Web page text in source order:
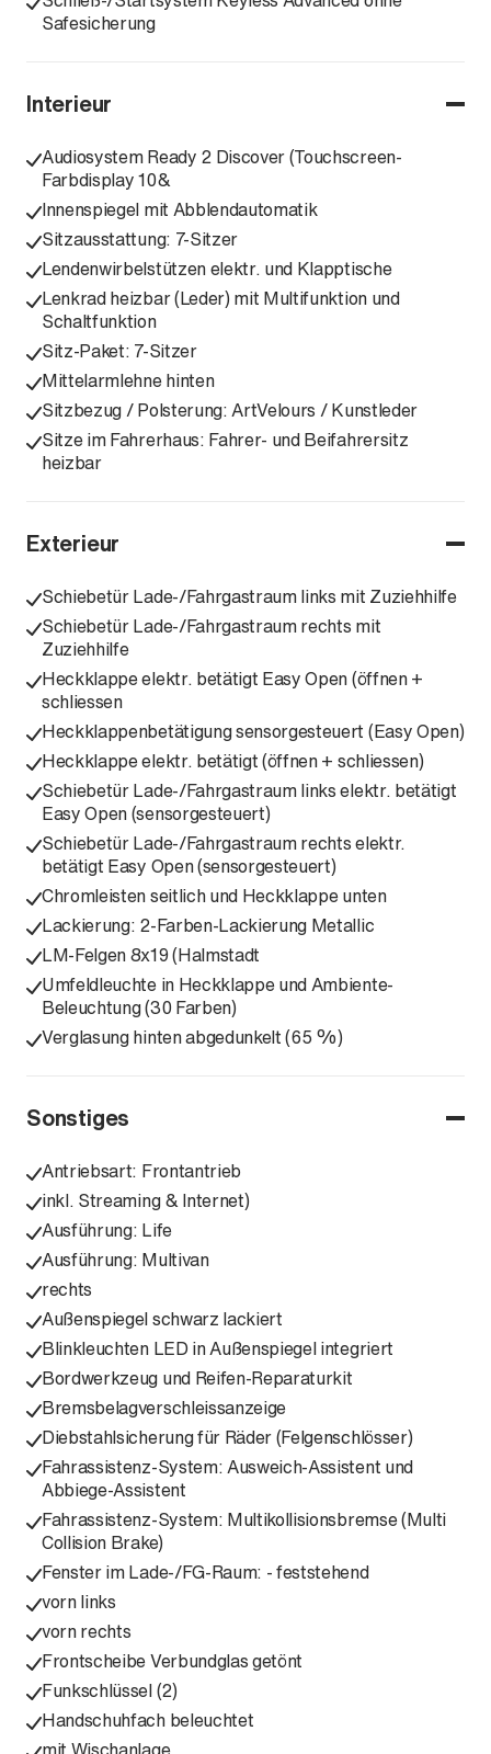
Safesicherung
Interieur
Audiosystem Ready 2 Discover (Touchscreen-
Farbdisplay 10&
Innenspiegel mit Abblendautomatik
Sitzausstattung: 7-Sitzer
Lendenwirbelstützen elektr. und Klapptische
Lenkrad heizbar (Leder) mit Multifunktion und
Schaltfunktion
Sitz-Paket: 7-Sitzer
Mittelarmlehne hinten
Sitzbezug / Polsterung: ArtVelours / Kunstleder
Sitze im Fahrerhaus: Fahrer- und Beifahrersitz
heizbar
Exterieur
Schiebetür Lade-/Fahrgastraum links mit Zuziehhilfe
Schiebetür Lade-/Fahrgastraum rechts mit
Zuziehhilfe
Heckklappe elektr. betätigt Easy Open (öffnen +
schliessen
Heckklappenbetätigung sensorgesteuert (Easy Open)
Heckklappe elektr. betätigt (öffnen + schliessen)
Schiebetür Lade-/Fahrgastraum links elektr. betätigt
Easy Open (sensorgesteuert)
Schiebetür Lade-/Fahrgastraum rechts elektr.
betätigt Easy Open (sensorgesteuert)
Chromleisten seitlich und Heckklappe unten
Lackierung: 2-Farben-Lackierung Metallic
LM-Felgen 8x19 (Halmstadt
Umfeldleuchte in Heckklappe und Ambiente-
Beleuchtung (30 Farben)
Verglasung hinten abgedunkelt (65 %)
Sonstiges
Antriebsart: Frontantrieb
inkl. Streaming & Internet)
Ausführung: Life
Ausführung: Multivan
rechts
Außenspiegel schwarz lackiert
Blinkleuchten LED in Außenspiegel integriert
Bordwerkzeug und Reifen-Reparaturkit
Bremsbelagverschleissanzeige
Diebstahlsicherung für Räder (Felgenschlösser)
Fahrassistenz-System: Ausweich-Assistent und
Abbiege-Assistent
Fahrassistenz-System: Multikollisionsbremse (Multi
Collision Brake)
Fenster im Lade-/FG-Raum: - feststehend
vorn links
vorn rechts
Frontscheibe Verbundglas getönt
Funkschlüssel (2)
Handschuhfach beleuchtet